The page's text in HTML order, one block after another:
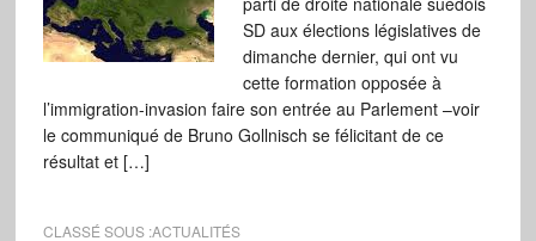
SD aux élections législatives de
dimanche dernier, qui ont vu
cette formation opposée à
l’immigration-invasion faire son entrée au Parlement –voir
le communiqué de Bruno Gollnisch se félicitant de ce
résultat et […]
CLASSÉ SOUS :ACTUALITÉS